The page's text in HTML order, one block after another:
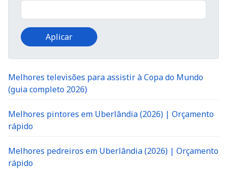
Melhores televisões para assistir à Copa do Mundo
(guia completo 2026)
Melhores pintores em Uberlândia (2026) | Orçamento
rápido
Melhores pedreiros em Uberlândia (2026) | Orçamento
rápido